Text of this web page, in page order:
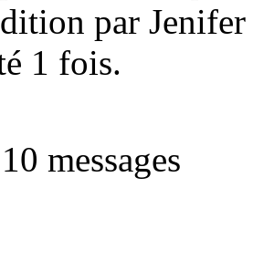
par
1 fois.
messages